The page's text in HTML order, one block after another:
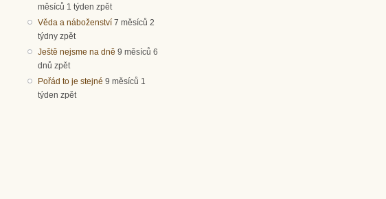
měsíců 1 týden zpět
Věda a náboženství 7 měsíců 2
týdny zpět
Ještě nejsme na dně 9 měsíců 6
dnů zpět
Pořád to je stejné 9 měsíců 1
týden zpět